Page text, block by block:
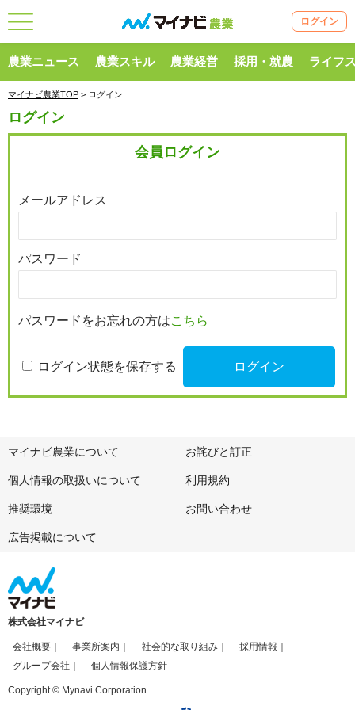
ログイン
農業ニュース 農業スキル 農業経営 採用・就農 ライフ
マイナビ農業TOP > ログイン
ログイン
会員ログイン
メールアドレス
パスワード
パスワードをお忘れの方はこちら
ログイン状態を保存する
マイナビ農業について お詫びと訂正
個人情報の取扱いについて 利用規約
推奨環境 お問い合わせ
広告掲載について
株式会社マイナビ
会社概要 事業所案内 社会的な取り組み
採用情報
グループ会社
個人情報保護方針
Copyright © Mynavi Corporation